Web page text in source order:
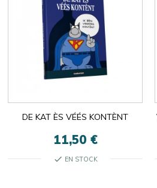
DE KAT ÈS VÉÉS KONTÈNT
11,50 €
check EN STOCK